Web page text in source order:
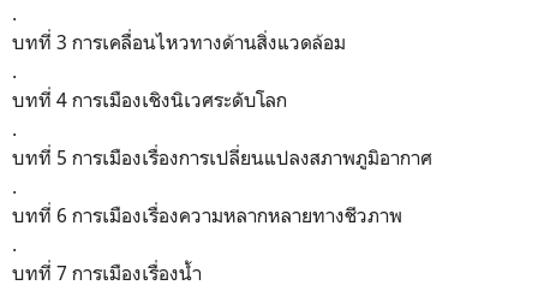
.
บทที่ 3 การเคลื่อนไหวทางด้านสิ่งแวดล้อม
.
บทที่ 4 การเมืองเชิงนิเวศระดับโลก
.
บทที่ 5 การเมืองเรื่องการเปลี่ยนแปลงสภาพภูมิอากาศ
.
บทที่ 6 การเมืองเรื่องความหลากหลายทางชีวภาพ
.
บทที่ 7 การเมืองเรื่องน้ำ